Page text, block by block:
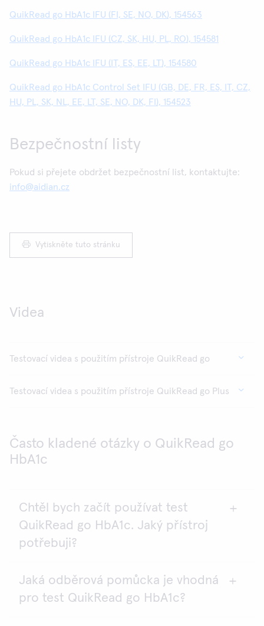
QuikRead go HbA1c IFU (FI, SE, NO, DK), 154563
QuikRead go HbA1c IFU (CZ, SK, HU, PL, RO), 154581
QuikRead go HbA1c IFU (IT, ES, EE, LT), 154580
QuikRead go HbA1c Control Set IFU (GB, DE, FR, ES, IT, CZ,
HU, PL, SK, NL, EE, LT, SE, NO, DK, FI), 154523
Bezpečnostní listy
Pokud si přejete obdržet bezpečnostní list, kontaktujte:
info@aidian.cz
Vytiskněte tuto stránku
Videa
Testovací videa s použitím přístroje QuikRead go
Testovací videa s použitím přístroje QuikRead go Plus
Často kladené otázky o QuikRead go
HbA1c
Chtěl bych začít používat test
QuikRead go HbA1c. Jaký přístroj
potřebuji?
Testy QuikRead go HbA1c lze analyzovat pomocí
přístrojů QuikRead go Plus a QuikRead go.
Jaká odběrová pomůcka je vhodná
pro test QuikRead go HbA1c?